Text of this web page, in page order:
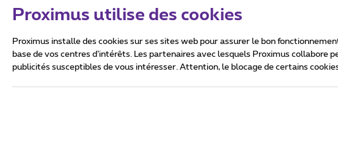
Tous droits réservés. ©2026Proximus
Proximus utilise des cookies
Proximus installe des cookies sur ses sites web pour assurer le bon
base de vos centres d’intérêts. Les partenaires avec lesquels Proximus
publicités susceptibles de vous intéresser. Attention, le blocage de certains